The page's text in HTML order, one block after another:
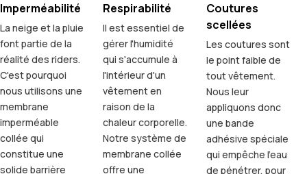
Imperméabilité
La neige et la pluie
font partie de la
réalité des riders.
C'est pourquoi
nous utilisons une
membrane
imperméable
collée qui
constitue une
solide barrière
Respirabilité
Il est essentiel de
gérer l'humidité
qui s'accumule à
l'intérieur d'un
vêtement en
raison de la
chaleur corporelle.
Notre système de
membrane collée
offre une
Coutures
scellées
Les coutures sont
le point faible de
tout vêtement.
Nous leur
appliquons donc
une bande
adhésive spéciale
qui empêche l'eau
de pénétrer, pour